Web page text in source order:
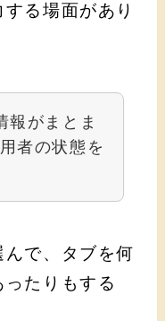
る場面があり
報がまとま
者の状態を
で、タブを何
たりもする